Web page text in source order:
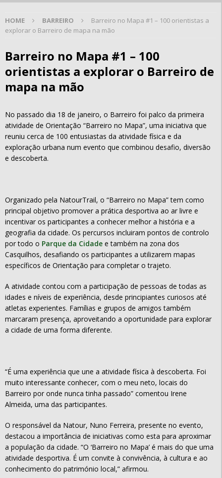
HOME BARREIRO
Barreiro no Mapa #1 – 100 orientistas a
explorar o Barreiro de mapa na mão
Barreiro no Mapa #1 – 100
orientistas a explorar o Barreiro de
mapa na mão
No passado dia 18 de janeiro, o Barreiro foi palco da primeira
atividade de Orientação “Barreiro no Mapa”, uma iniciativa que
reuniu cerca de 100 entusiastas da atividade física e da
exploração urbana num evento que combinou desafio, diversão
e descoberta.
Organizado pela NatourTrail, o “Barreiro no Mapa” tem como
principal objetivo promover a prática desportiva ao ar livre e
incentivar os participantes a conhecer melhor a história e a
geografia da cidade. Os percursos incluiram pontos de controlo
por todo o Parque da Cidade e também na zona dos
Casquilhos, desafiando os participantes a utilizarem mapas
específicos de Orientação para completar o trajeto.
A atividade contou com a participação de pessoas de todas as
idades e níveis de experiência, desde principiantes curiosos até
atletas experientes. Famílias e grupos de amigos também
marcaram presença, aproveitando a oportunidade para explorar
a cidade de uma forma diferente.
“É uma experiência que une a atividade física à descoberta. Foi
muito interessante conhecer, com o meu neto, locais do
Barreiro por onde nunca tinha passado” comentou Irene
Almeida, uma das participantes.
O responsável da Natour, Nuno Ferreira, presente no evento,
destacou a importância de iniciativas como esta para aproximar
a população da cidade. “O ‘Barreiro no Mapa’ é mais do que uma
atividade desportiva. É um convite à convivência, à cultura e ao
conhecimento do património local,” afirmou.